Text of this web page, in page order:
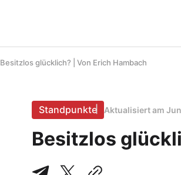
Besitzlos glücklich? | Von Erich Hambach
Standpunkte Aktualisiert am
Besitzlos